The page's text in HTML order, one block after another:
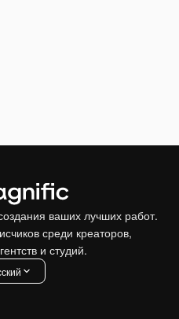
ваших лучших работ.
среди креаторов,
и студий.